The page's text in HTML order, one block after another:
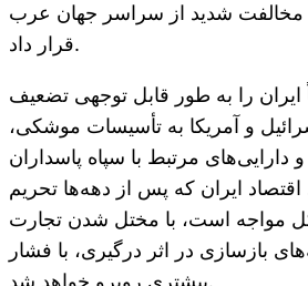
مخالفت شدید از سراسر جهان عرب
قرار داد.
ایران را به طور قابل توجهی تضعیف
و آمریکا به تأسیسات موشکی،
مرتبط با سپاه پاسداران
ایران که پس از دهه‌ها تحریم
مواجه است، با مختل شدن تجارت
بازسازی در اثر درگیری، با فشار
بیشتری روبرو خواهد شد.